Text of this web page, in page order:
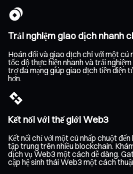
Trải nghiệm giao dịch nhanh
Hoán đổi và giao dịch chỉ với một cú
tốc độ thực hiện nhanh và trải
trợ đa mạng giúp giao dịch tiền điện
hơn.
Kết nối với thế giới Web3
Kết nối chỉ với một cú nhấp chuột
tập trung trên nhiều blockchain.
dịch vụ Web3 một cách dễ dàng.
cập hệ sinh thái Web3 một cách